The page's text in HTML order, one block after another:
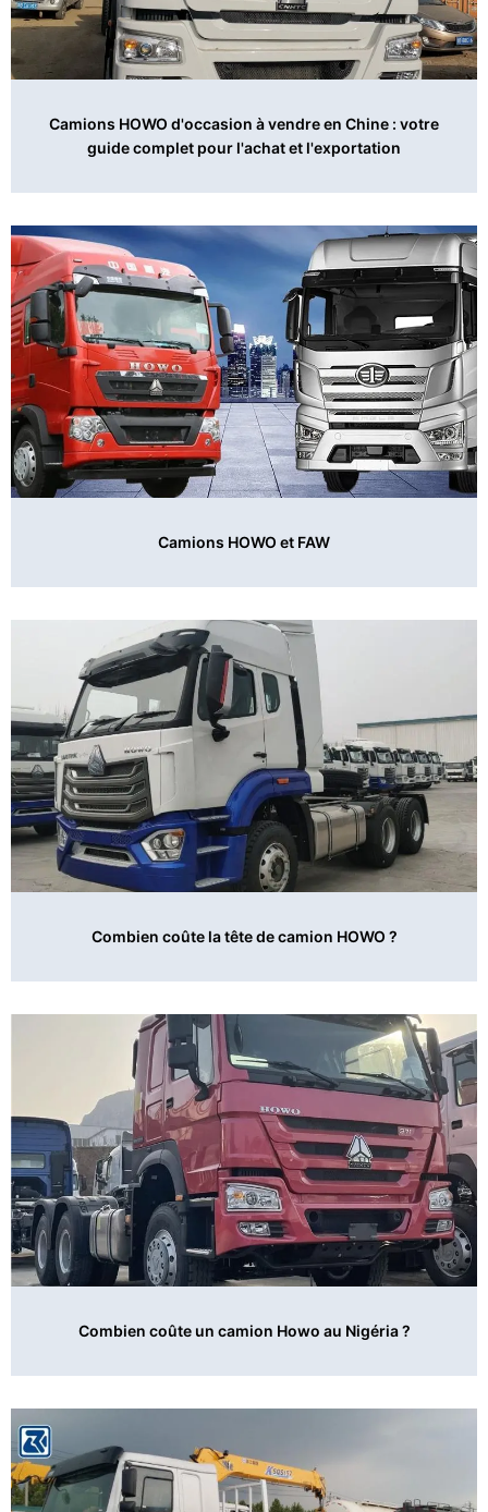
Camions HOWO d'occasion à vendre en Chine : votre
guide complet pour l'achat et l'exportation
Camions HOWO et FAW
Combien coûte la tête de camion HOWO ?
Combien coûte un camion Howo au Nigéria ?